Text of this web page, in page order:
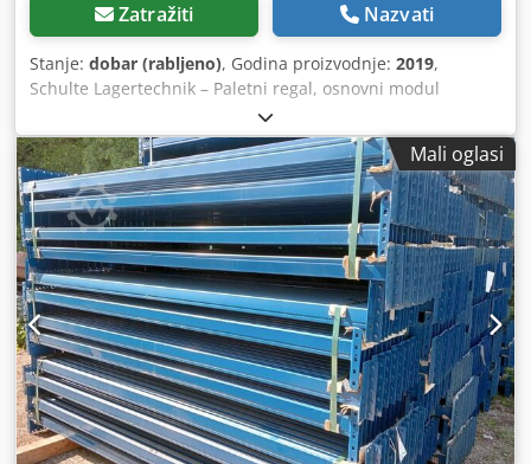
Zatražiti Nazvati
Stanje: dobar (rabljeno), Godina proizvodnje: 2019,
Schulte Lagertechnik – Paletni regal, osnovni modul
Proizvođač: Schulte Lagertechnik Vrsta regala: Osnovni
regal Tip stupa: S610-M18 Ukupna dužina: 2700 mm Visina
regala: 4500 mm Dubina regala: 1100 mm Čista širina
polja: 2700 mm Tip okvira: LNS-Duo 110 x 50 x 2700 mm
Broj razina za skladištenje: 4 (uključujući razinu za pod)
Broj polja: 3 Maksimalno opterećenje po polici: 2580 kg
Maksimalno opterećenje po polju: 8200 kg Broj mjesta za
palete: 12 Csdpfx Aozrlkvsfmerf Sadržaj isporuke: 02 x
Schulte paletni regal, stup, 4500 x 1100 mm, plava boja 06
x Schulte paletni regal, poprečna greda, 2700 x 110 x 50
mm, 2580 kg, narančasta boja, uključujući sigurnosne
klinove Vaš partner za sigurnu logistiku skladištenja:
montaža, demontaža i inspekcija regala Učinkovito
skladište ključ je vašeg uspjeha. Osiguravamo da su vaši
Mali oglasi